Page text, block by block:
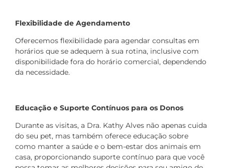
Flexibilidade de Agendamento
Oferecemos flexibilidade para agendar consultas em
horários que se adequem à sua rotina, inclusive com
disponibilidade fora do horário comercial, dependendo
da necessidade.
Educação e Suporte Contínuos para os Donos
Durante as visitas, a Dra. Kathy Alves não apenas cuida
do seu pet, mas também oferece educação sobre
como manter a saúde e o bem-estar dos animais em
casa, proporcionando suporte contínuo para que você